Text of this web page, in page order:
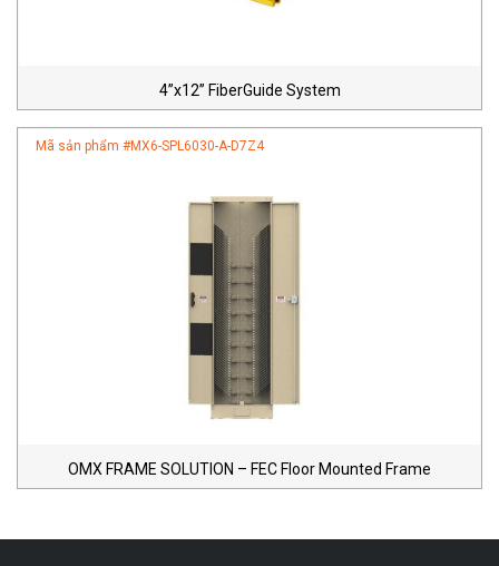
4”x12” FiberGuide System
Mã sản phẩm #MX6-SPL6030-A-D7Z4
OMX FRAME SOLUTION – FEC Floor Mounted Frame